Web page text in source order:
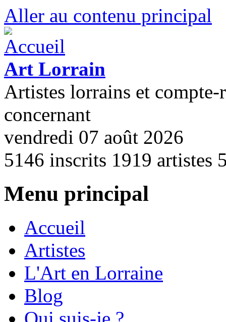
Aller au contenu principal
Art Lorrain
Artistes lorrains et compte-
concernant
vendredi 07 août 2026
5146 inscrits 1919 artistes
Menu principal
Accueil
Artistes
L'Art en Lorraine
Blog